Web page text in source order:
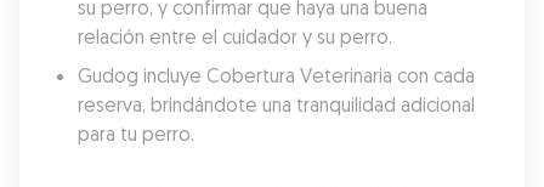
su perro, y confirmar que haya una buena
relación entre el cuidador y su perro.
Gudog incluye Cobertura Veterinaria con cada
reserva, brindándote una tranquilidad adicional
para tu perro.